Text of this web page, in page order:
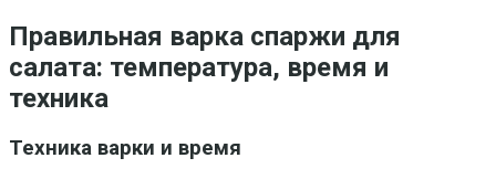
Правильная варка спаржи для
салата: температура, время и
техника
Техника варки и время